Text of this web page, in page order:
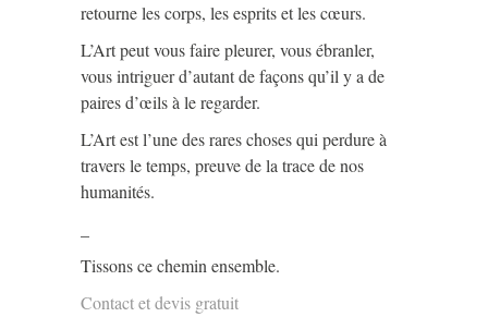
retourne les corps, les esprits et les cœurs.
L’Art peut vous faire pleurer, vous ébranler,
vous intriguer d’autant de façons qu’il y a de
paires d’œils à le regarder.
L’Art est l’une des rares choses qui perdure à
travers le temps, preuve de la trace de nos
humanités.
Tissons ce chemin ensemble.
Contact et devis gratuit